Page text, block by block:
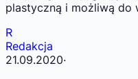
plastyczną i możliwą do
R
Redakcja
21.09.2020·